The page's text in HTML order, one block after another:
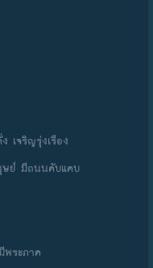
เจริญรุ่งเรือง
ษย์ มีถนนคับแคบ
ระภาค